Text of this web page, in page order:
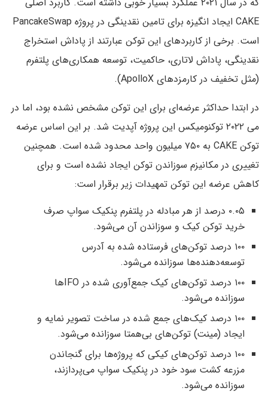
CAKE ایجاد انگیزه برای تامین نقدینگی در پروژه PancakeSwap
است. برخی از کاربردهای این توکن عبارتند از پاداش استخراج
نقدینگی، پاداش لاتاری، حاکمیت، توسعه همکاری‌های پلتفرم
(مثل تخفیف در کارمزدهای ApolloX).
در ابتدا حداکثر عرضه‌ای برای این توکن مشخص نشده بود،‌ اما در
می ۲۰۲۲ توکنومیکس این پروژه آپدیت شد. بر این اساس عرضه
توکن CAKE به ۷۵۰ میلیون واحد محدود شده است. همچنین
تغییری در مکانیزم سوزاندن توکن ایجاد نشده است و برای
کاهش عرضه این توکن تمهیدات زیر برقرار است:
۰.۰۵ درصد از هر مبادله در پلتفرم پنکیک سواپ صرف
خرید توکن کیک و سوزاندن آن می‌شود.
۱۰۰ درصد توکن‌های فرستاده شده به آدرس
توسعه‌دهنده‌ها سوزانده می‌شود.
۱۰۰ درصد توکن‌های کیک جمع‌آوری شده در IFOها
سوزانده می‌شود.
۱۰۰ درصد کیک‌های جمع شده در ساخت تصویر نمایه و
ایجاد (مینت) توکن‌های بی‌همتا سوزانده می‌شود.
۱۰۰ درصد توکن‌های کیکی که پروژه‌ها برای گنجاندن
مزرعه کشت سود خود در پنکیک سواپ می‌پردازند،
سوزانده می‌شود.